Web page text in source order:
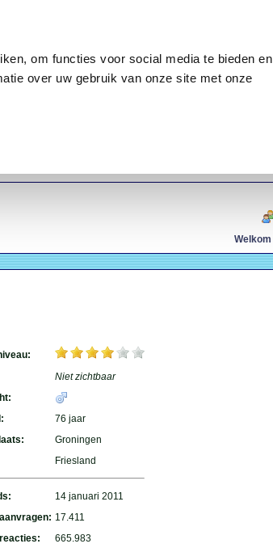
om functies voor social media te bieden en
over uw gebruik van onze site met onze
Welkom
Niet zichtbaar
76 jaar
Groningen
Friesland
14 januari 2011
17.411
665.983